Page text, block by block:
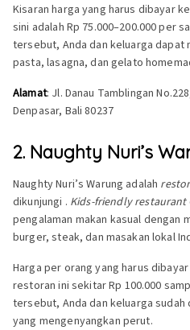
Kisaran harga yang harus dibayar
sini adalah Rp 75.000–200.000 per
tersebut, Anda dan keluarga
pasta, lasagna, dan gelato
Alamat: Jl. Danau Tamblingan
Denpasar, Bali 80237
2. Naughty Nuri’s
Naughty Nuri’s Warung adalah
dikunjungi . Kids-friendly restaurant
pengalaman makan kasual dengan
burger, steak, dan masakan lokal
Harga per orang yang harus
restoran ini sekitar Rp 100.000
tersebut, Anda dan keluarga
yang mengenyangkan perut.